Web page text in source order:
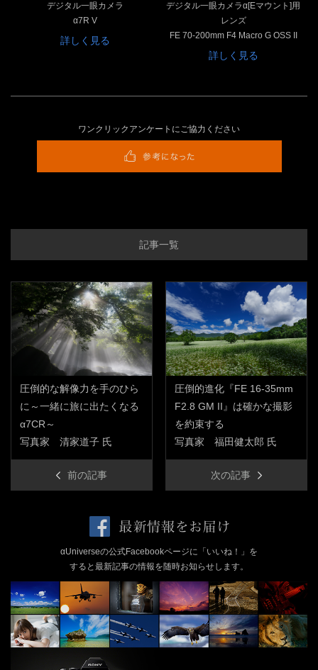
デジタル一眼カメラ
α7R V
詳しく見る
デジタル一眼カメラα[Eマウント]用
レンズ
FE 70-200mm F4 Macro G OSS II
詳しく見る
ワンクリックアンケートにご協力ください
記事一覧
圧倒的な解像力を手のひら
に～一緒に旅に出たくなる
α7CR～
写真家 清家道子 氏
前の記事
圧倒的進化『FE 16-35mm
F2.8 GM II』は確かな撮影
を約束する
写真家 福田健太郎 氏
次の記事
αUniverseの公式Facebookページに「いいね！」を
すると最新記事の情報を随時お知らせします。